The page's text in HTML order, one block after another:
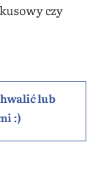
czy
lub
:)